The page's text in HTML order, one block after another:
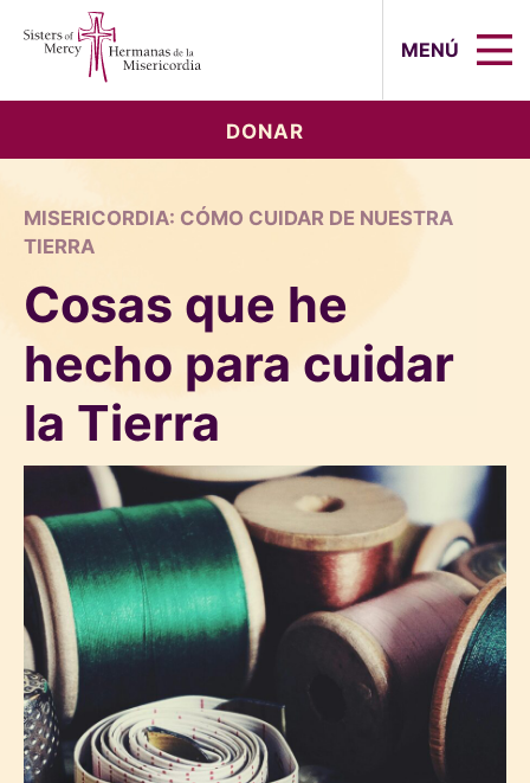
MENÚ
DONAR
MISERICORDIA: CÓMO CUIDAR DE NUESTRA
TIERRA
Cosas que he
hecho para cuidar
la Tierra